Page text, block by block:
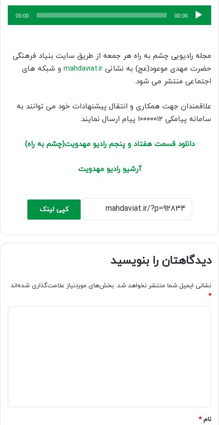
پخش‌کننده
صوت
00:00
00:00
مجله رادیویی چشم به راه هر جمعه از طریق سایت بنیاد فرهنگی
حضرت مهدی موعود(عج) به نشانی mahdaviat.ir و شبکه های
اجتماعی منتشر می شود.
علاقمندان جهت همکاری و انتقال پیشنهادات خود می توانند به
سامانه پیامکی ۱۰۰۰۰۰۱۲ پیام ارسال نمایند.
دانلود قسمت هفتاد و پنجم رادیو مهدویت(چشم به راه)
آرشیو رادیو مهدویت
کپی لینک
دیدگاهتان را بنویسید
نشانی ایمیل شما منتشر نخواهد شد. بخش‌های موردنیاز علامت‌گذاری شده‌اند
*
نام*